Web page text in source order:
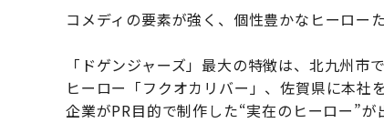
コメディの要素が強く、個性豊かなヒーロー
「ドゲンジャーズ」最大の特徴は、北九州
ヒーロー「フクオカリバー」、佐賀県に本社
企業がPR目的で制作した“実在のヒーロー”が